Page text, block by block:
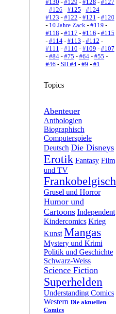
#130 - #129 - #128 - #127
- #126 - #125 - #124-
#123 - #122 - #121 - #120
- 10 Jahre Zack- #119 -
#118 - #117 - #116 - #115
- #114- #113 - #112 -
#111 - #110 - #109 - #107
- #84- #75 - #64- #55 -
#46 - SH #4- #9 - #1
Topics
Abenteuer
Anthologien
Biographisch
Computerspiele
Deutsch Die Disneys
Erotik Fantasy Film
und TV
Frankobelgisch
Grusel und Horror
Humor und
Cartoons Independent
Kindercomics Krieg
Kunst Mangas
Mystery und Krimi
Politik und Geschichte
Schwarz-Weiss
Science Fiction
Superhelden
Understanding Comics
Western Die aktuellen
Comics